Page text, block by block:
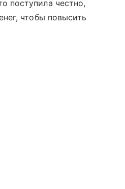
поступила честно,
чтобы повысить